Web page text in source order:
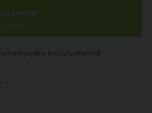
kenttä
Imatra
koulutuskenttä